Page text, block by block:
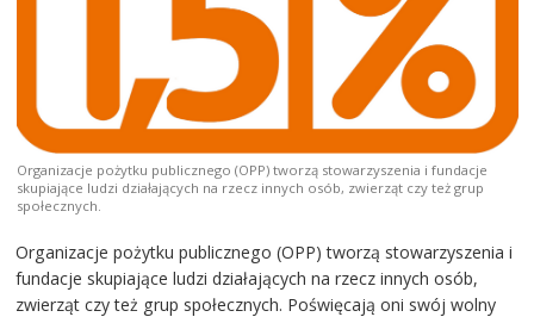
Organizacje pożytku publicznego (OPP) tworzą stowarzyszenia i fundacje
skupiające ludzi działających na rzecz innych osób, zwierząt czy też grup
społecznych.
Organizacje pożytku publicznego (OPP) tworzą stowarzyszenia i
fundacje skupiające ludzi działających na rzecz innych osób,
zwierząt czy też grup społecznych. Poświęcają oni swój wolny